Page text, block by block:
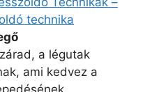
technika
a légutak
ami kedvez a